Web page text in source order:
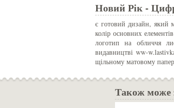
Новий Рік -
є готовий дизайн, який
колір основних
логотип на обличчя
видавництві ww-
щільному матовому
Також може